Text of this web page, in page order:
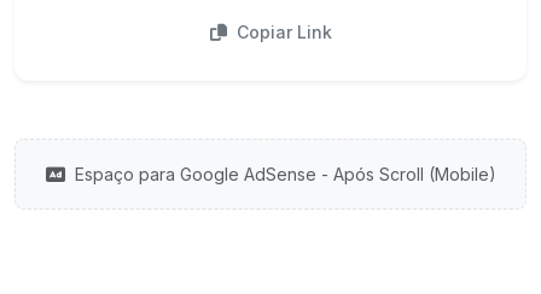
Copiar Link
Espaço para Google AdSense - Após Scroll (Mobile)